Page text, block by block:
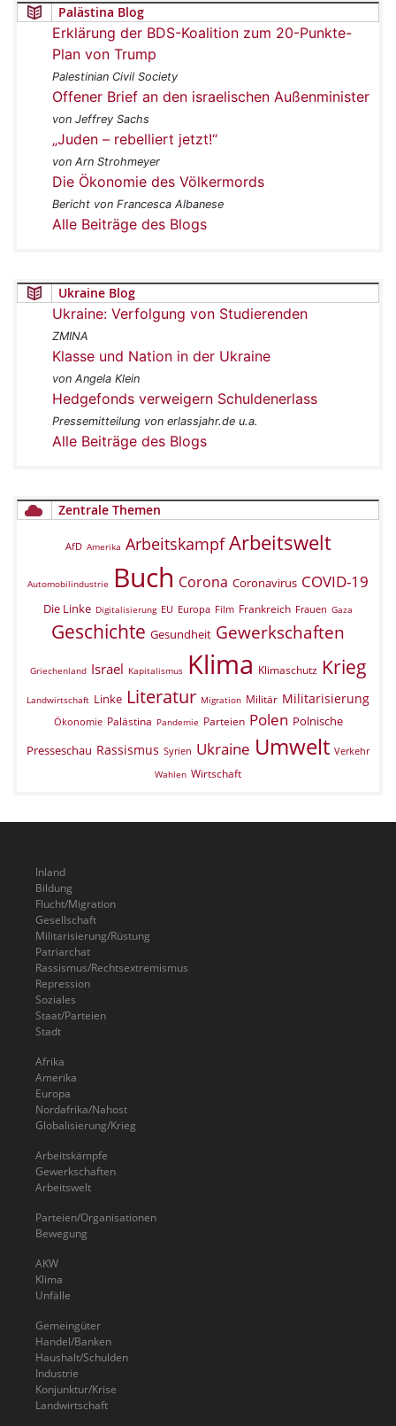
Palästina Blog
Erklärung der BDS-Koalition zum 20-Punkte-
Plan von Trump
Palestinian Civil Society
Offener Brief an den israelischen Außenminister
von Jeffrey Sachs
„Juden – rebelliert jetzt!“
von Arn Strohmeyer
Die Ökonomie des Völkermords
Bericht von Francesca Albanese
Alle Beiträge des Blogs
Ukraine Blog
Ukraine: Verfolgung von Studierenden
ZMINA
Klasse und Nation in der Ukraine
von Angela Klein
Hedgefonds verweigern Schuldenerlass
Pressemitteilung von erlassjahr.de u.a.
Alle Beiträge des Blogs
Zentrale Themen
AfD Amerika Arbeitskampf Arbeitswelt
Automobilindustrie Buch Corona Coronavirus COVID-19
Die Linke Digitalisierung EU Europa Film Frankreich Frauen Gaza
Geschichte Gesundheit Gewerkschaften
Griechenland Israel Kapitalismus Klima Klimaschutz Krieg
Landwirtschaft Linke Literatur Migration Militär Militarisierung
Ökonomie Palästina Pandemie Parteien Polen Polnische
Presseschau Rassismus Syrien Ukraine Umwelt Verkehr
Wahlen Wirtschaft
Inland
Bildung
Flucht/Migration
Gesellschaft
Militarisierung/Rüstung
Patriarchat
Rassismus/Rechtsextremismus
Repression
Soziales
Staat/Parteien
Stadt
Afrika
Amerika
Europa
Nordafrika/Nahost
Globalisierung/Krieg
Arbeitskämpfe
Gewerkschaften
Arbeitswelt
Parteien/Organisationen
Bewegung
AKW
Klima
Unfälle
Gemeingüter
Handel/Banken
Haushalt/Schulden
Industrie
Konjunktur/Krise
Landwirtschaft